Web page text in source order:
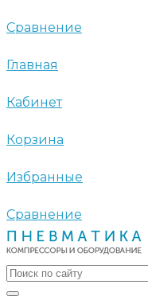
Сравнение
Главная
Кабинет
Корзина
Избранные
Сравнение